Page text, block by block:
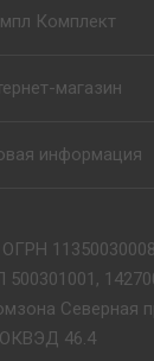
Комплект
магазин
информация
Северная
ОКВЭД 46.4